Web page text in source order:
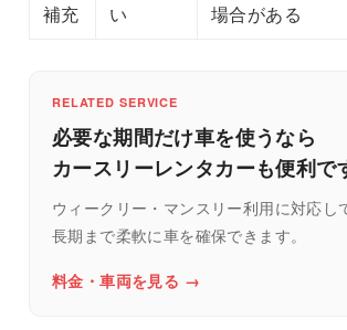
補充
い
場合がある
RELATED SERVICE
必要な期間だけ車を使うなら
カースリーレンタカーも便利で
ウィークリー・マンスリー利用に対応し
長期まで柔軟に車を確保できます。
料金・車両を見る →